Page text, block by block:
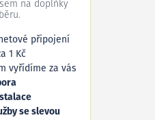
na doplňky
připojení
1 Kč
vyřídíme za vás
se slevou